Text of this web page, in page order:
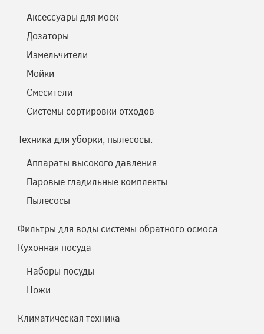
Аксессуары для моек
Дозаторы
Измельчители
Мойки
Смесители
Системы сортировки отходов
Техника для уборки, пылесосы.
Аппараты высокого давления
Паровые гладильные комплекты
Пылесосы
Фильтры для воды системы обратного осмоса
Кухонная посуда
Наборы посуды
Ножи
Климатическая техника